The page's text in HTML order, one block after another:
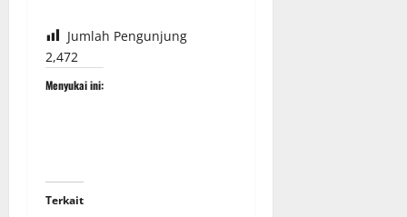
Jumlah Pengunjung
2,472
Menyukai ini:
Terkait